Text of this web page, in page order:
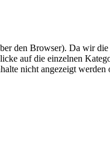
den Browser). Da wir
auf die einzelnen
nicht angezeigt